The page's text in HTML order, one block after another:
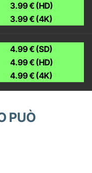
3.99 € (HD)
3.99 € (4K)
4.99 € (SD)
4.99 € (HD)
4.99 € (4K)
PUÒ